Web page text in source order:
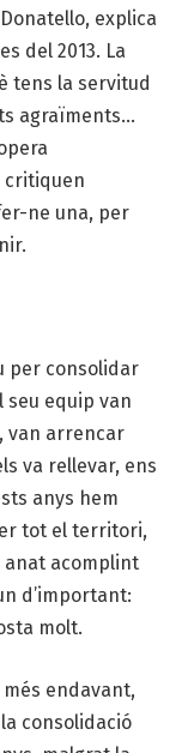
explica
del 2013. La
tens la servitud
agraïments…
critiquen
ne una, per
per consolidar
seu equip van
van arrencar
va rellevar, ens
anys hem
tot el territori,
acomplint
d’important:
molt.
endavant,
consolidació